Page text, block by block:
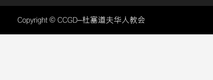
Copyright © CCGD–杜塞道夫华人教会